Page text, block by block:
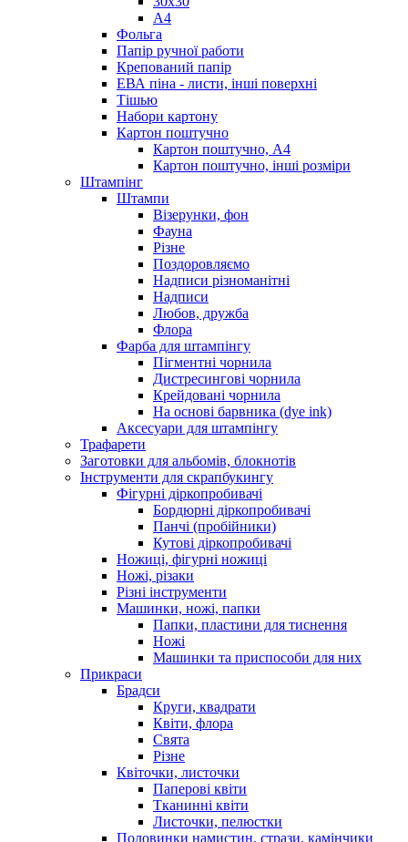
А4
Фольга
Папір ручної работи
Крепований папір
ЕВА піна - листи, інші поверхні
Тішью
Набори картону
Картон поштучно
Картон поштучно, А4
Картон поштучно, інші розміри
Штампінг
Штампи
Візерунки, фон
Фауна
Різне
Поздоровляємо
Надписи різноманітні
Надписи
Любов, дружба
Флора
Фарба для штампінгу
Пігментні чорнила
Дистресингові чорнила
Крейдовані чорнила
На основі барвника (dye ink)
Аксесуари для штампінгу
Трафарети
Заготовки для альбомів, блокнотів
Інструменти для скрапбукингу
Фігурні діркопробивачі
Бордюрні діркопробивачі
Панчі (пробійники)
Кутові діркопробивачі
Ножиці, фігурні ножиці
Ножі, різаки
Різні інструменти
Машинки, ножі, папки
Папки, пластини для тиснення
Ножі
Машинки та приспособи для них
Прикраси
Брадси
Круги, квадрати
Квіти, флора
Свята
Різне
Квіточки, листочки
Паперові квіти
Тканинні квіти
Листочки, пелюстки
Половинки намистин, стрази, камінчики